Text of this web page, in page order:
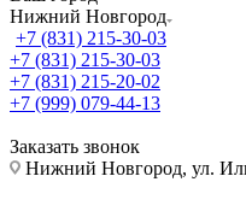
Нижний Новгород
+7 (831) 215-30-03
+7 (831) 215-30-03
+7 (831) 215-20-02
+7 (999) 079-44-13
Заказать звонок
Нижний Новгород, ул.